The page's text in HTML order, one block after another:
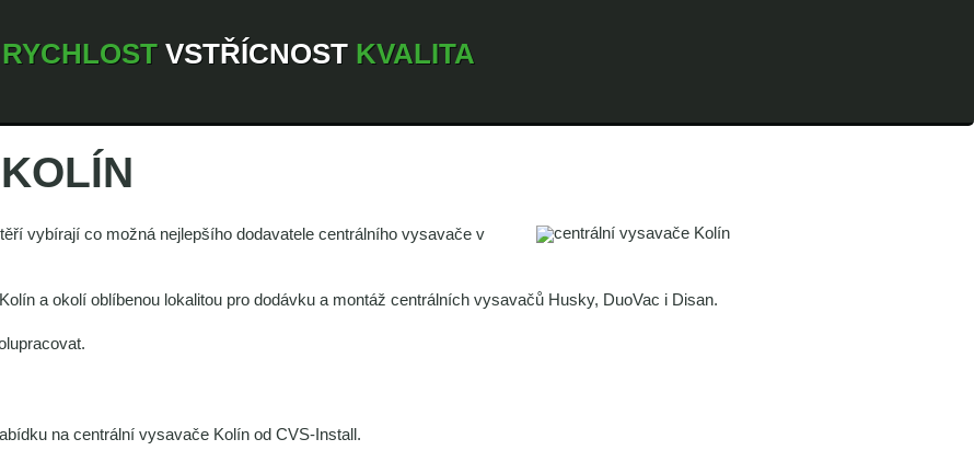
RYCHLOST VSTŘÍCNOST KVALITA
vybírají co možná nejlepšího dodavatele centrálního vysavače v
a okolí oblíbenou lokalitou pro dodávku a montáž centrálních vysavačů Husky, DuoVac i Disan.
na centrální vysavače Kolín od CVS-Install.